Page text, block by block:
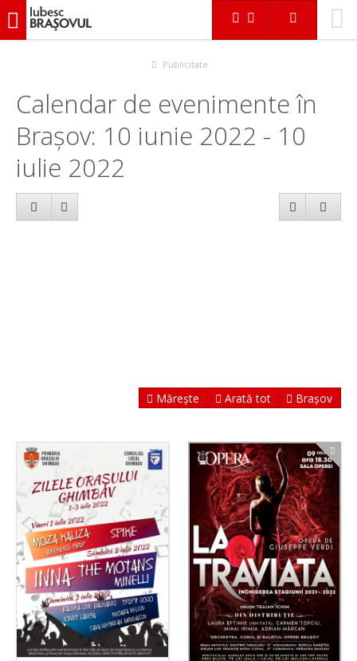
iubescbraşovul.ro
Publicitate
Calendar de evenimente în
Brașov: 10 iunie 2022 - 10
iulie 2022
Mărește Arată tot Brașov